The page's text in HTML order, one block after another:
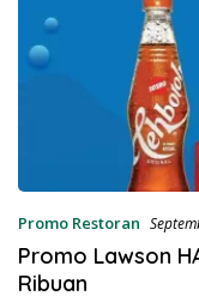
Promo Restoran
Promo Lawson
Ribuan